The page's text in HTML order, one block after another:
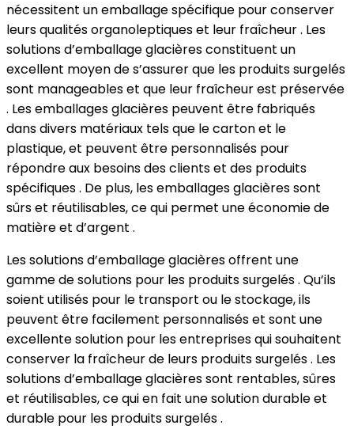
nécessitent un emballage spécifique pour conserver
leurs qualités organoleptiques et leur fraîcheur . Les
solutions d’emballage glacières constituent un
excellent moyen de s’assurer que les produits surgelés
sont manageables et que leur fraîcheur est préservée
. Les emballages glacières peuvent être fabriqués
dans divers matériaux tels que le carton et le
plastique, et peuvent être personnalisés pour
répondre aux besoins des clients et des produits
spécifiques . De plus, les emballages glacières sont
sûrs et réutilisables, ce qui permet une économie de
matière et d’argent .
Les solutions d’emballage glacières offrent une
gamme de solutions pour les produits surgelés . Qu’ils
soient utilisés pour le transport ou le stockage, ils
peuvent être facilement personnalisés et sont une
excellente solution pour les entreprises qui souhaitent
conserver la fraîcheur de leurs produits surgelés . Les
solutions d’emballage glacières sont rentables, sûres
et réutilisables, ce qui en fait une solution durable et
durable pour les produits surgelés .